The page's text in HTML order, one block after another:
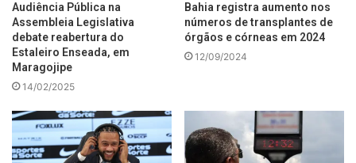
Audiência Pública na
Assembleia Legislativa
debate reabertura do
Estaleiro Enseada, em
Maragojipe
14/02/2025
Bahia registra aumento nos
números de transplantes de
órgãos e córneas em 2024
12/09/2024